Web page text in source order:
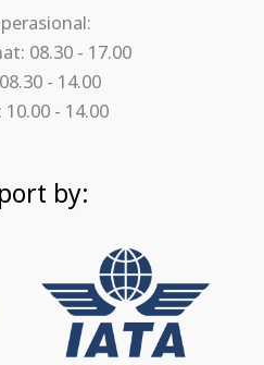
08.30 - 17.00
- 14.00
- 14.00
by: